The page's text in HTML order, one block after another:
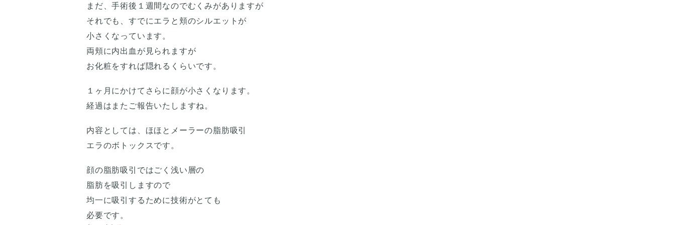
まだ、手術後１週間なのでむくみがありますが
それでも、すでにエラと頬のシルエットが
小さくなっています。
両頬に内出血が見られますが
お化粧をすれば隠れるくらいです。
１ヶ月にかけてさらに顔が小さくなります。
経過はまたご報告いたしますね。
内容としては、ほほとメーラーの脂肪吸引
エラのボトックスです。
顔の脂肪吸引ではごく浅い層の
脂肪を吸引しますので
均一に吸引するために技術がとても
必要です。